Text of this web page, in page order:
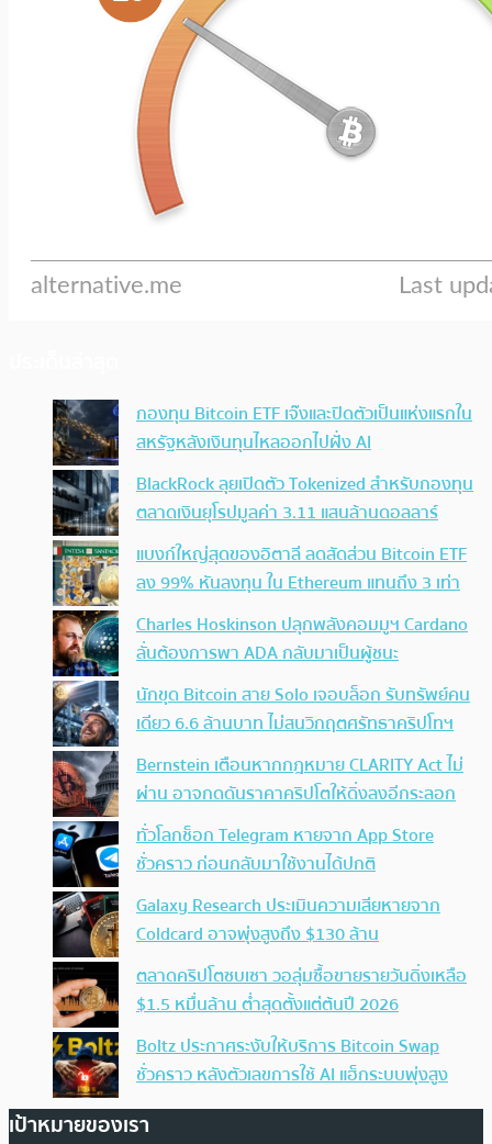
กองทุน Bitcoin ETF เจ๊งและปิดตัวเป็นแห่งแรกใน
สหรัฐหลังเงินทุนไหลออกไปฝั่ง AI
BlackRock ลุยเปิดตัว Tokenized สำหรับกองทุน
ตลาดเงินยุโรปมูลค่า 3.11 แสนล้านดอลลาร์
แบงก์ใหญ่สุดของอิตาลี ลดสัดส่วน Bitcoin ETF
ลง 99% หันลงทุน ใน Ethereum แทนถึง 3 เท่า
Charles Hoskinson ปลุกพลังคอมมูฯ Cardano
ลั่นต้องการพา ADA กลับมาเป็นผู้ชนะ
นักขุด Bitcoin สาย Solo เจอบล็อก รับทรัพย์คน
เดียว 6.6 ล้านบาท ไม่สนวิกฤตศรัทธาคริปโทฯ
Bernstein เตือนหากกฎหมาย CLARITY Act ไม่
ผ่าน อาจกดดันราคาคริปโตให้ดิ่งลงอีกระลอก
ทั่วโลกช็อก Telegram หายจาก App Store
ชั่วคราว ก่อนกลับมาใช้งานได้ปกติ
Galaxy Research ประเมินความเสียหายจาก
Coldcard อาจพุ่งสูงถึง $130 ล้าน
ตลาดคริปโตซบเซา วอลุ่มซื้อขายรายวันดิ่งเหลือ
$1.5 หมื่นล้าน ต่ำสุดตั้งแต่ต้นปี 2026
Boltz ประกาศระงับให้บริการ Bitcoin Swap
ชั่วคราว หลังตัวเลขการใช้ AI แฮ็กระบบพุ่งสูง
เป้าหมายของเรา